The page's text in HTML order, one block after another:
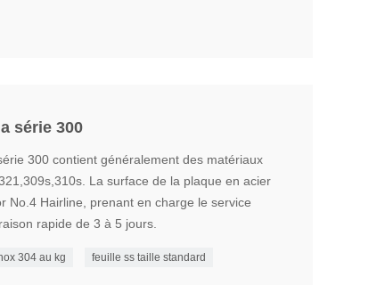
série 300
300 contient généralement des matériaux
La surface de la plaque en acier
No.4 Hairline, prenant en charge le service
rapide de 3 à 5 jours.
304 au kg feuille ss taille standard